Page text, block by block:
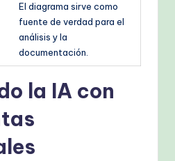
El diagrama sirve como
fuente de verdad para el
análisis y la
documentación.
la IA con